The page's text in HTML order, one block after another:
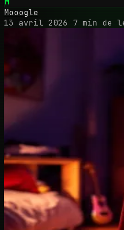
Mooogle
13 avril 2026
7 min de